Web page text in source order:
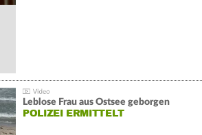
Leblose Frau aus Ostsee geborgen
POLIZEI ERMITTELT